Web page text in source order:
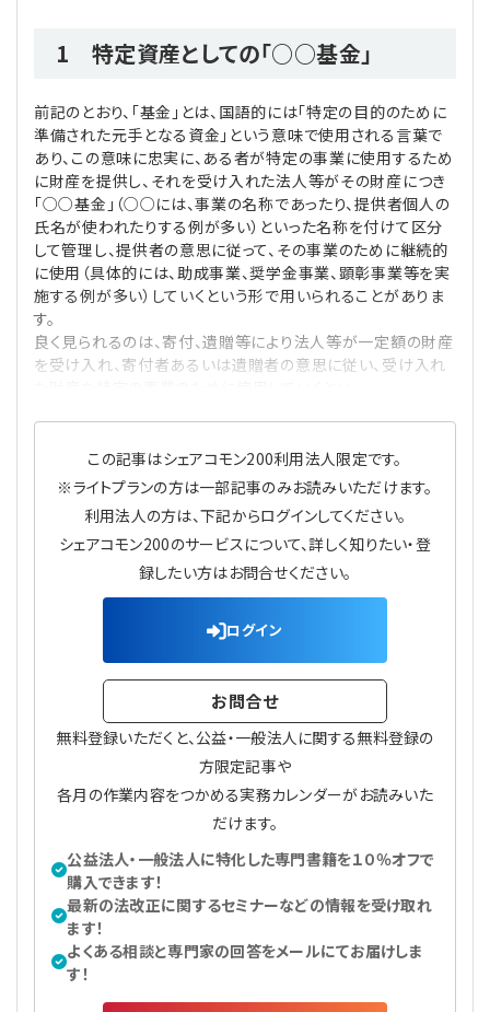
1 特定資産としての「○○基金」
前記のとおり、「基金」とは、国語的には「特定の目的のために
準備された元手となる資金」という意味で使用される言葉で
あり、この意味に忠実に、ある者が特定の事業に使用するため
に財産を提供し、それを受け入れた法人等がその財産につき
「○○基金」（○○には、事業の名称であったり、提供者個人の
氏名が使われたりする例が多い）といった名称を付けて区分
して管理し、提供者の意思に従って、その事業のために継続的
に使用（具体的には、助成事業、奨学金事業、顕彰事業等を実
施する例が多い）していくという形で用いられることがありま
す。
良く見られるのは、寄付、遺贈等により法人等が一定額の財産
を受け入れ、寄付者あるいは遺贈者の意思に従い、受け入れ
この記事はシェアコモン200利用法人限定です。
※ライトプランの方は一部記事のみお読みいただけます。
利用法人の方は、下記からログインしてください。
シェアコモン200のサービスについて、詳しく知りたい・登
録したい方はお問合せください。
ログイン
お問合せ
無料登録いただくと、公益・一般法人に関する無料登録の
方限定記事や
各月の作業内容をつかめる実務カレンダーがお読みいた
だけます。
公益法人・一般法人に特化した専門書籍を１０％オフで
購入できます！
最新の法改正に関するセミナーなどの情報を受け取れ
ます！
よくある相談と専門家の回答をメールにてお届けしま
す！